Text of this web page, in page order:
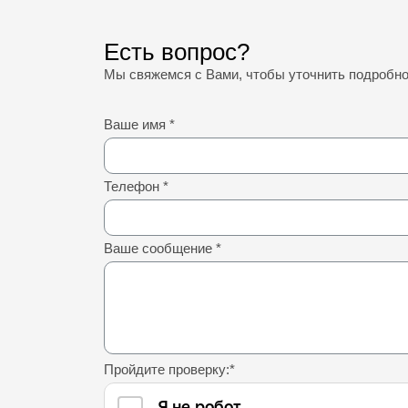
Есть вопрос?
Мы свяжемся с Вами, чтобы уточнить
Ваше имя *
Телефон *
Ваше сообщение *
Пройдите проверку:*